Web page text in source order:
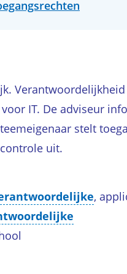
IT. De adviseur
stelt
uit.
,